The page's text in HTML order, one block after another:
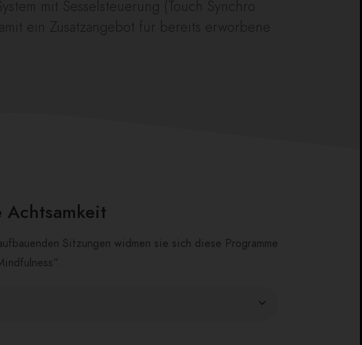
mit Sesselsteuerung (Touch Synchro
ein Zusatzangebot für bereits erworbene
Achtsamkeit
Sitzungen widmen sie sich diese Programme